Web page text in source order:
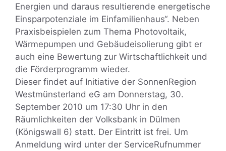
Energien und daraus resultierende energetische
Einsparpotenziale im Einfamilienhaus“. Neben
Praxisbeispielen zum Thema Photovoltaik,
Wärmepumpen und Gebäudeisolierung gibt er
auch eine Bewertung zur Wirtschaftlichkeit und
die Förderprogramm wieder.
Dieser findet auf Initiative der SonnenRegion
Westmünsterland eG am Donnerstag, 30.
September 2010 um 17:30 Uhr in den
Räumlichkeiten der Volksbank in Dülmen
(Königswall 6) statt. Der Eintritt ist frei. Um
Anmeldung wird unter der ServiceRufnummer